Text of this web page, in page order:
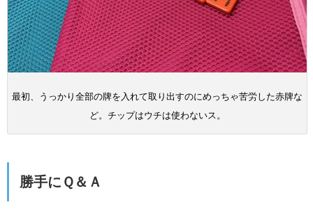
最初、うっかり全部の牌を入れて取り出すのにめっちゃ苦労した赤牌な
ど。チップはウチは使わないス。
勝手にＱ＆Ａ